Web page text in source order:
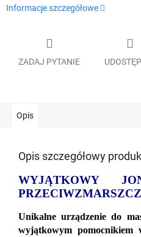
Informacje szczegółowe
ZADAJ PYTANIE
Opis
Opis szczegółowy
WYJĄTKOWY
Unikalne urządzenie do
wyjątkowym pomocnikiem